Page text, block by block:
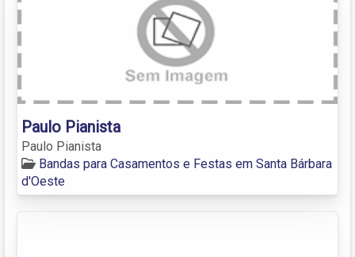
Paulo Pianista
Paulo Pianista
Bandas para Casamentos e Festas em Santa Bárbara
d'Oeste